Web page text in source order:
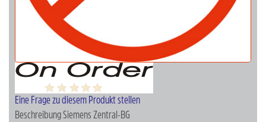
Eine Frage zu diesem Produkt stellen
BeschreibungSiemens Zentral-BG